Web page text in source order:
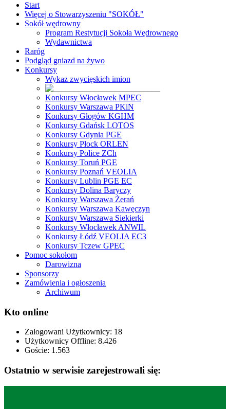
Start
Więcej o Stowarzyszeniu "SOKÓŁ"
Sokół wędrowny
Program Restytucji Sokoła Wędrownego
Wydawnictwa
Raróg
Podgląd gniazd na żywo
Konkursy
Wykaz zwycięskich imion
Konkursy Włocławek MPEC
Konkursy Warszawa PKiN
Konkursy Głogów KGHM
Konkursy Gdańsk LOTOS
Konkursy Gdynia PGE
Konkursy Płock ORLEN
Konkursy Police ZCh
Konkursy Toruń PGE
Konkursy Poznań VEOLIA
Konkursy Lublin PGE EC
Konkursy Dolina Baryczy
Konkursy Warszawa Żerań
Konkursy Warszawa Kawęczyn
Konkursy Warszawa Siekierki
Konkursy Włocławek ANWIL
Konkursy Łódź VEOLIA EC3
Konkursy Tczew GPEC
Pomoc sokołom
Darowizna
Sponsorzy
Zamówienia i ogłoszenia
Archiwum
Kto online
Zalogowani Użytkownicy: 18
Użytkownicy Offline: 8.426
Goście: 1.563
Ostatnio w serwisie zarejestrowali się: